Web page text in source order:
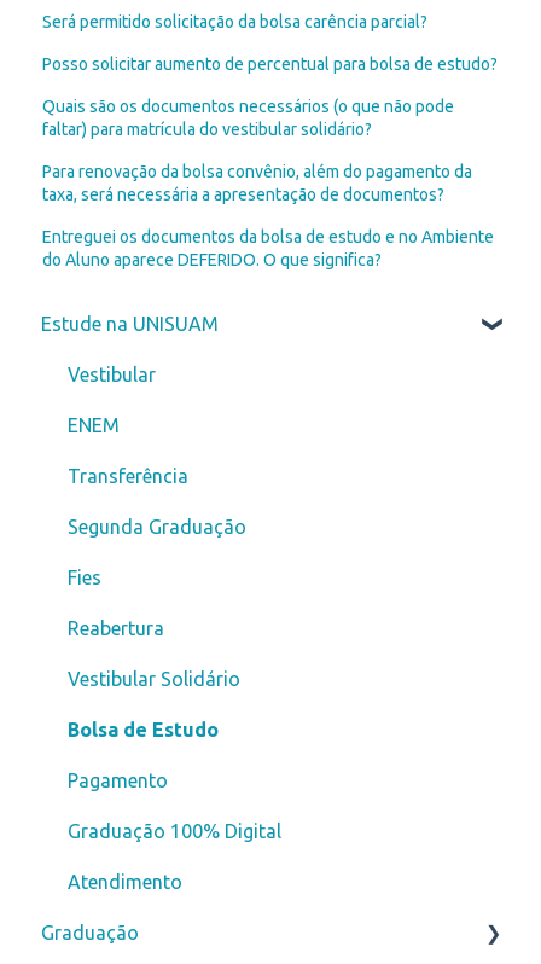
Será permitido solicitação da bolsa carência parcial?
Posso solicitar aumento de percentual para bolsa de estudo?
Quais são os documentos necessários (o que não pode
faltar) para matrícula do vestibular solidário?
Para renovação da bolsa convênio, além do pagamento da
taxa, será necessária a apresentação de documentos?
Entreguei os documentos da bolsa de estudo e no Ambiente
do Aluno aparece DEFERIDO. O que significa?
Estude na UNISUAM
Vestibular
ENEM
Transferência
Segunda Graduação
Fies
Reabertura
Vestibular Solidário
Bolsa de Estudo
Pagamento
Graduação 100% Digital
Atendimento
Graduação